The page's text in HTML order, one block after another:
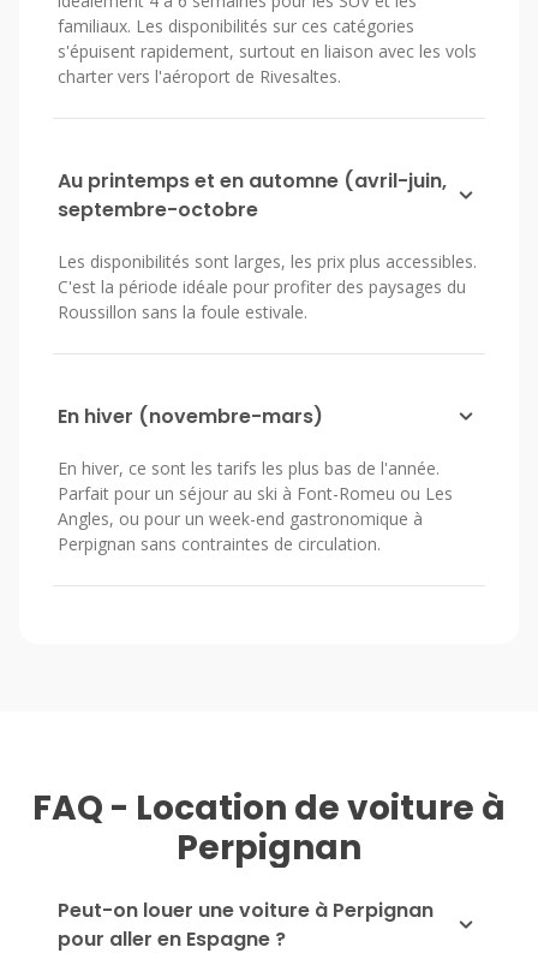
familiaux. Les disponibilités sur ces catégories
s'épuisent rapidement, surtout en liaison avec les vols
charter vers l'aéroport de Rivesaltes.
Au printemps et en automne (avril-juin,
septembre-octobre
Les disponibilités sont larges, les prix plus accessibles.
C'est la période idéale pour profiter des paysages du
Roussillon sans la foule estivale.
En hiver (novembre-mars)
En hiver, ce sont les tarifs les plus bas de l'année.
Parfait pour un séjour au ski à Font-Romeu ou Les
Angles, ou pour un week-end gastronomique à
Perpignan sans contraintes de circulation.
FAQ - Location de voiture à
Perpignan
Peut-on louer une voiture à Perpignan
pour aller en Espagne ?